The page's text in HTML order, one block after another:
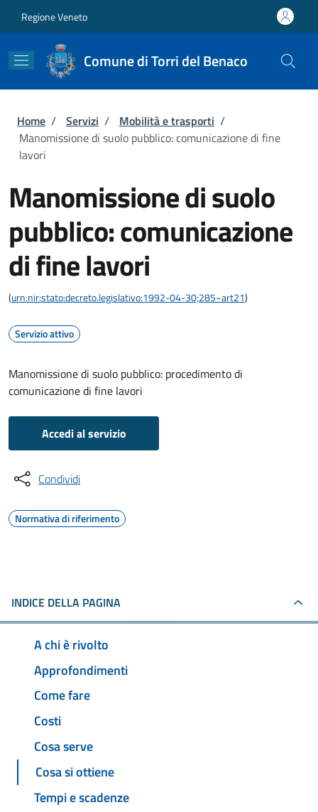
Regione Veneto
Comune di Torri del Benaco
Briciole di pane
Home / Servizi / Mobilità e trasporti /
Manomissione di suolo pubblico: comunicazione di fine
lavori
Manomissione di suolo
pubblico: comunicazione
di fine lavori
(urn:nir:stato:decreto.legislativo:1992-04-30;285~art21)
Servizio attivo
Manomissione di suolo pubblico: procedimento di
comunicazione di fine lavori
Accedi al servizio
Condividi
Normativa di riferimento
INDICE DELLA PAGINA
A chi è rivolto
Approfondimenti
Come fare
Costi
Cosa serve
Cosa si ottiene
Tempi e scadenze